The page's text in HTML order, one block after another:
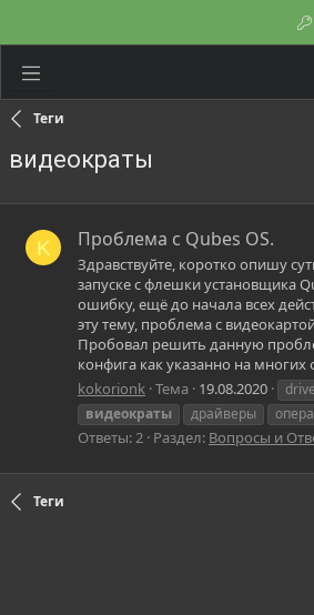
Теги
видеократы
K Проблема с Qubes OS.
Здравствуйте, коротко опишу
запуске с флешки установщика
ошибку, ещё до начала всех
эту тему, проблема с
Пробовал решить данную
конфига как указанно на
kokorionk Тема 19.08.2020
видеократы
драйверы
Ответы: 2 Раздел: Вопросы и
Теги